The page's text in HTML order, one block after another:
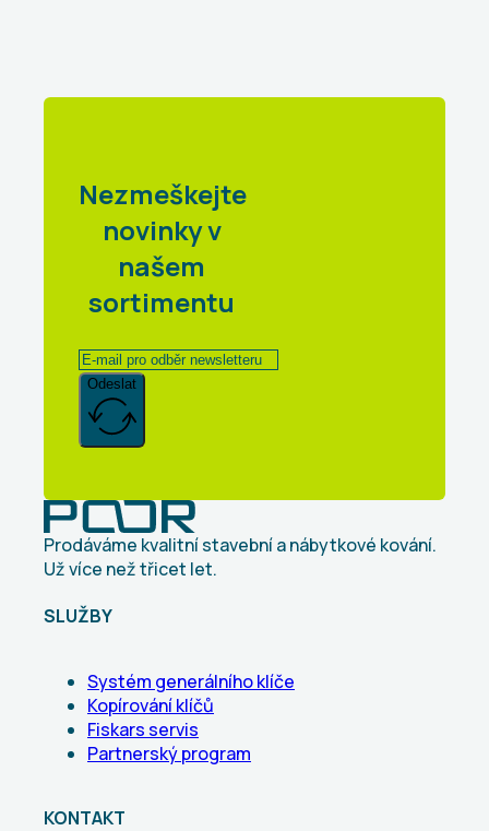
Nezmeškejte
novinky v
našem
sortimentu
Odeslat
Prodáváme kvalitní stavební a nábytkové kování.
Už více než třicet let.
SLUŽBY
Systém generálního klíče
Kopírování klíčů
Fiskars servis
Partnerský program
KONTAKT